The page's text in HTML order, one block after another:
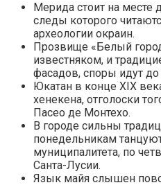
Мерида стоит на месте
следы которого
археологии окраин.
Прозвище «Белый
известняком, и
фасадов, споры идут до
Юкатан в конце XIX
хенекена, отголоски
Пасео де Монтехо.
В городе сильны
понедельникам
муниципалитета, по
Санта-Лусии.
Язык майя слышен